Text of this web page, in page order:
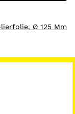
Ø 125 Mm